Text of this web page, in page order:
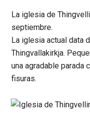
La iglesia de
septiembre.
La iglesia actual data
Thingvallakirkja.
una agradable parada
fisuras.